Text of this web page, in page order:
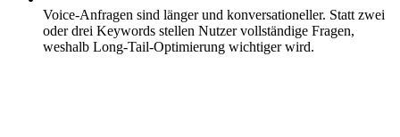
Voice-Anfragen sind länger und konversationeller. Statt zwei
oder drei Keywords stellen Nutzer vollständige Fragen,
weshalb Long-Tail-Optimierung wichtiger wird.